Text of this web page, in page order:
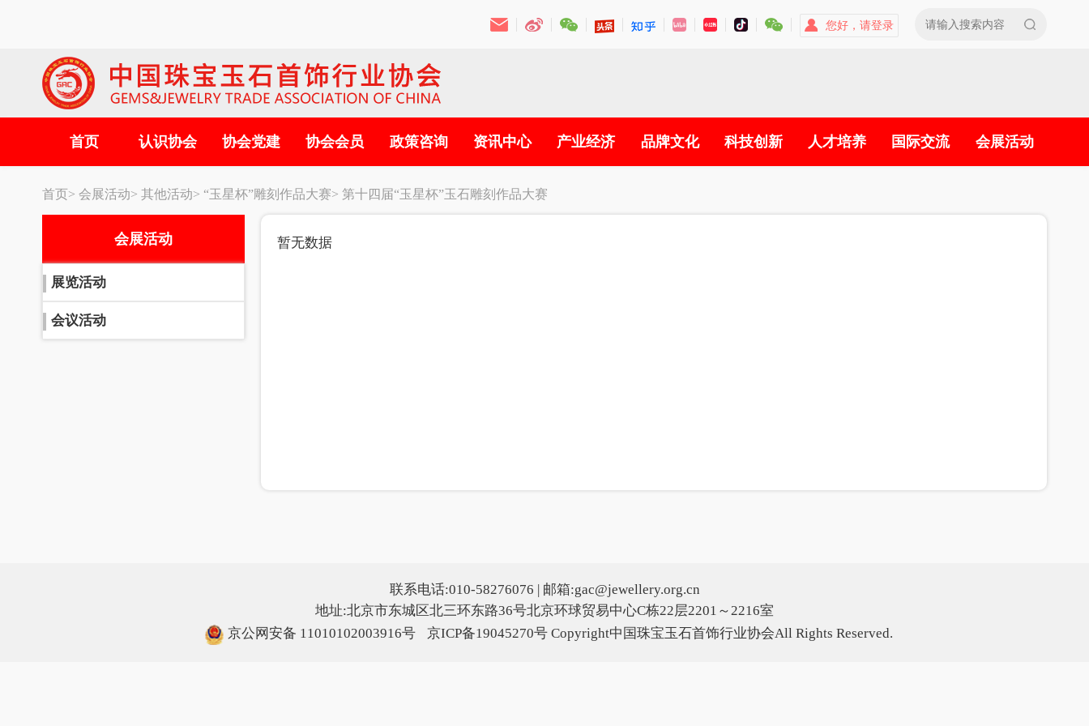
您好，请登录
首页 认识协会 协会党建 协会会员 政策咨询 资讯中心 产业经济 品牌文化 科技创新 人才培养 国际交流 会展活动
首页> 会展活动> 其他活动> “玉星杯”雕刻作品大赛> 第十四届“玉星杯”玉石雕刻作品大赛
会展活动
展览活动
会议活动
暂无数据
联系电话:010-58276076 | 邮箱:gac@jewellery.org.cn
地址:北京市东城区北三环东路36号北京环球贸易中心C栋22层2201～2216室
京公网安备 11010102003916号
京ICP备19045270号 Copyright中国珠宝玉石首饰行业协会All Rights Reserved.